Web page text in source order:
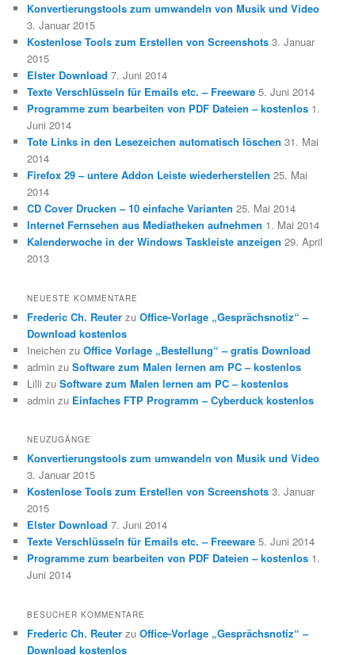
Konvertierungstools zum umwandeln von Musik und Video
3. Januar 2015
Kostenlose Tools zum Erstellen von Screenshots 3. Januar
2015
Elster Download 7. Juni 2014
Texte Verschlüsseln für Emails etc. – Freeware 5. Juni 2014
Programme zum bearbeiten von PDF Dateien – kostenlos 1.
Juni 2014
Tote Links in den Lesezeichen automatisch löschen 31. Mai
2014
Firefox 29 – untere Addon Leiste wiederherstellen 25. Mai
2014
CD Cover Drucken – 10 einfache Varianten 25. Mai 2014
Internet Fernsehen aus Mediatheken aufnehmen 1. Mai 2014
Kalenderwoche in der Windows Taskleiste anzeigen 29. April
2013
NEUESTE KOMMENTARE
Frederic Ch. Reuter zuOffice-Vorlage „Gesprächsnotiz“ –
Download kostenlos
Ineichen zuOffice Vorlage „Bestellung“ – gratis Download
admin zuSoftware zum Malen lernen am PC – kostenlos
Lilli zuSoftware zum Malen lernen am PC – kostenlos
admin zu Einfaches FTP Programm – Cyberduck kostenlos
NEUZUGÄNGE
Konvertierungstools zum umwandeln von Musik und Video
3. Januar 2015
Kostenlose Tools zum Erstellen von Screenshots 3. Januar
2015
Elster Download 7. Juni 2014
Texte Verschlüsseln für Emails etc. – Freeware 5. Juni 2014
Programme zum bearbeiten von PDF Dateien – kostenlos 1.
Juni 2014
BESUCHER KOMMENTARE
Frederic Ch. Reuter zuOffice-Vorlage „Gesprächsnotiz“ –
Download kostenlos